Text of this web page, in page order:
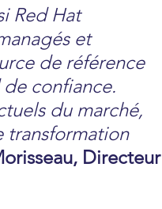
Red Hat
et
de référence
confiance.
du marché,
transformation
Directeur